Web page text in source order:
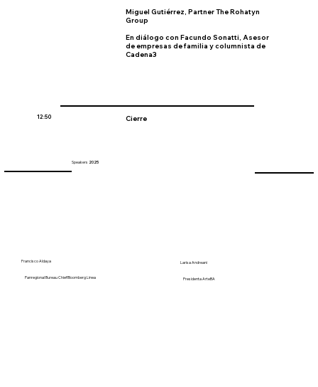
Speakers 2025
Francisco Aldaya
Panregional Bureau Chief Bloomberg Linea
Larisa Andreani
Presidenta ArteBA
Miguel Gutiérrez, Partner The Rohatyn
Group
En diálogo con Facundo Sonatti, Asesor
de empresas de familia y columnista de
Cadena3
Cierre
12:50